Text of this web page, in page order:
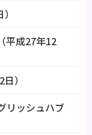
平成27年12
）
リッシュハブ